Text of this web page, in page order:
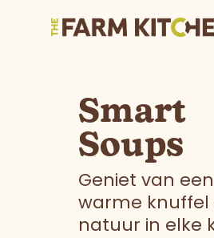
Smart
Soups
Geniet van een
warme knuffel
natuur in elke